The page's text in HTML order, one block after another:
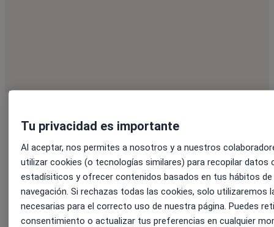
SOBRE ESTE WEBINAR
Estos son los aspectos que
exploraremos:
Tu privacidad es importante
Al aceptar, nos permites a nosotros y a nuestros
utilizar cookies (o tecnologías similares) para recopilar datos
estadísiticos y ofrecer contenidos basados en tus hábitos de
navegación. Si rechazas todas las cookies, solo utilizaremos
necesarias para el correcto uso de nuestra página. Puedes
consentimiento o actualizar tus preferencias en cualquier